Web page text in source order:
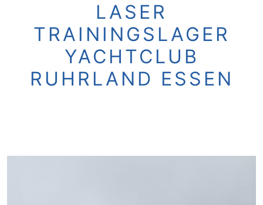
LASER
TRAININGSLAGER
YACHTCLUB
RUHRLAND ESSEN